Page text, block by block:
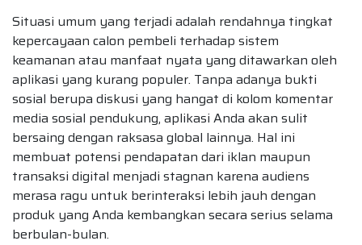
Situasi umum yang terjadi adalah rendahnya tingkat
kepercayaan calon pembeli terhadap sistem
keamanan atau manfaat nyata yang ditawarkan oleh
aplikasi yang kurang populer. Tanpa adanya bukti
sosial berupa diskusi yang hangat di kolom komentar
media sosial pendukung, aplikasi Anda akan sulit
bersaing dengan raksasa global lainnya. Hal ini
membuat potensi pendapatan dari iklan maupun
transaksi digital menjadi stagnan karena audiens
merasa ragu untuk berinteraksi lebih jauh dengan
produk yang Anda kembangkan secara serius selama
berbulan-bulan.